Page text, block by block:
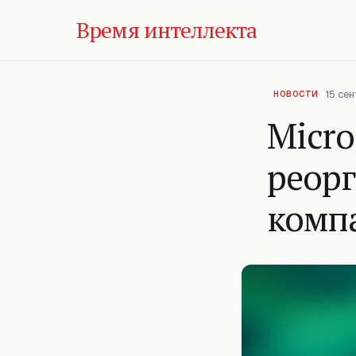
Время интеллекта
НОВОСТИ 15